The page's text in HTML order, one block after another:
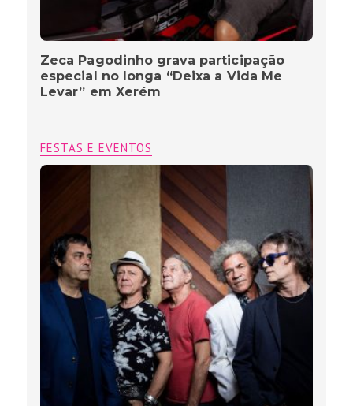
Zeca Pagodinho grava participação
especial no longa “Deixa a Vida Me
Levar” em Xerém
FESTAS E EVENTOS